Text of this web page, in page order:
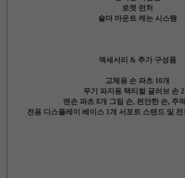
로켓 런처
숄더 마운트 캐논 시스템
액세서리 & 추가 구성품
교체용 손 파츠 10개
무기 파지용 택티컬 글러브 손
맨손 파츠 8개 그립 손, 편안한 손, 주
전용 디스플레이 베이스 1개 서포트 스탠드 및